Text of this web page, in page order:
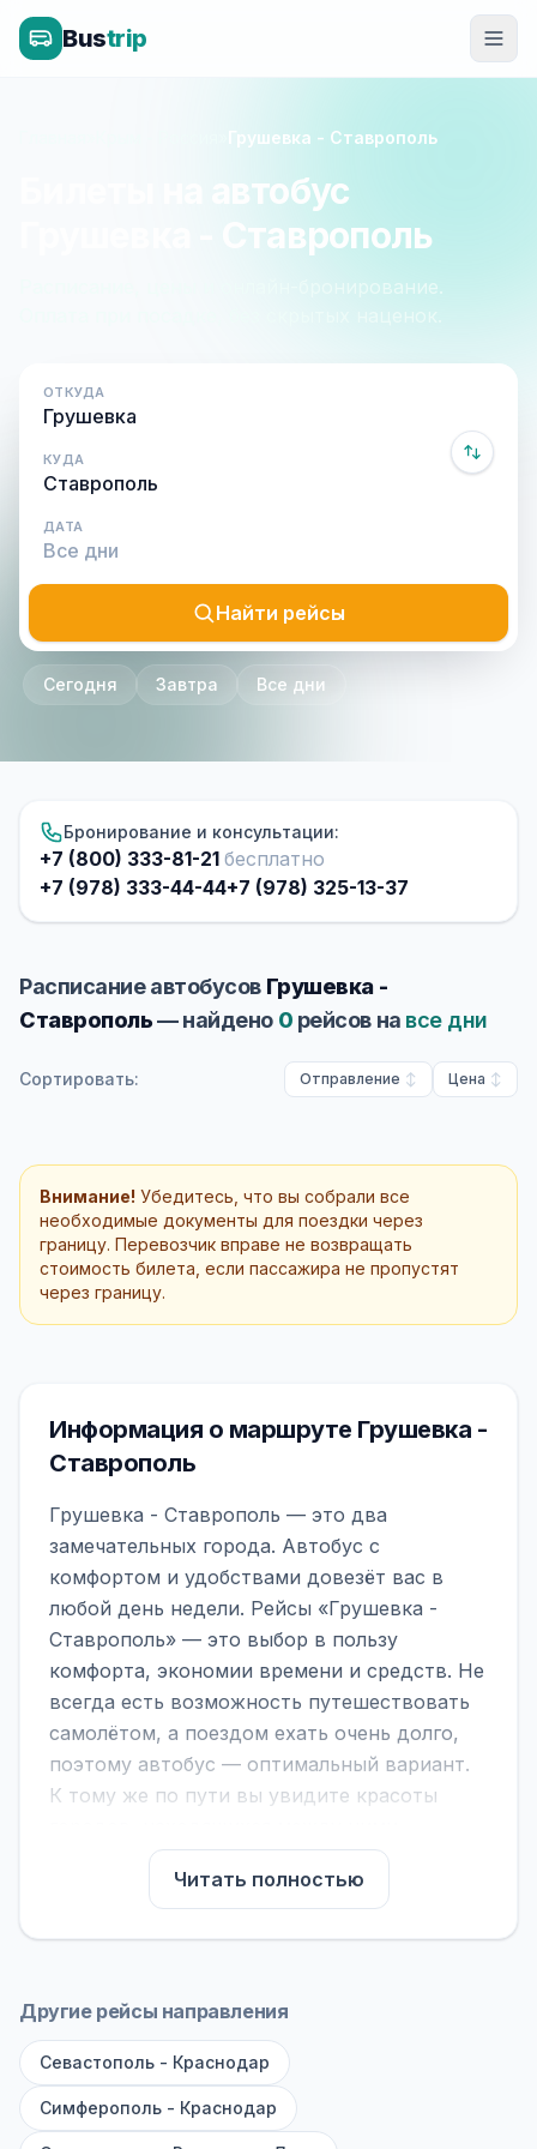
Bustrip
Грушевка - Ставрополь
Билеты на автобус
Грушевка - Ставрополь
Расписание, цены и онлайн-бронирование.
Оплата при посадке, без скрытых наценок.
ОТКУДА
КУДА
ДАТА
Найти рейсы
Сегодня Завтра Все дни
Бронирование и консультации:
+7 (800) 333-81-21 бесплатно
+7 (978) 333-44-44+7 (978) 325-13-37
Расписание автобусов Грушевка -
Ставрополь— найдено 0 рейсов на все дни
Сортировать: Отправление Цена
Внимание! Убедитесь, что вы собрали все
необходимые документы для поездки через
границу. Перевозчик вправе не возвращать
стоимость билета, если пассажира не пропустят
через границу.
Информация о маршруте Грушевка -
Ставрополь
Грушевка - Ставрополь — это два
замечательных города. Автобус с
комфортом и удобствами довезёт вас в
любой день недели. Рейсы «Грушевка -
Ставрополь» — это выбор в пользу
комфорта, экономии времени и средств. Не
всегда есть возможность путешествовать
самолётом, а поездом ехать очень долго,
поэтому автобус — оптимальный вариант.
К тому же по пути вы увидите красоты
На нашем сайте вы можете найти
расписание автобусов Грушевка -
Ставрополь, сравнить рейсы и выбрать
обратите внимание на микроавтобусы (8–18
большие автобусы (от 40 мест): у них лучше
подвеска и дорога ощущается меньше.
Читать полностью
Другие рейсы направления
Севастополь - Краснодар
Симферополь - Краснодар